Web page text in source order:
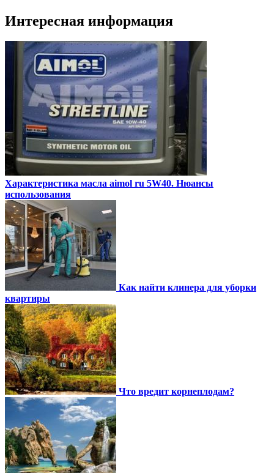
Интересная информация
Характеристика масла aimol ru 5W40. Нюансы
использования
Как найти клинера для уборки
квартиры
Что вредит корнеплодам?